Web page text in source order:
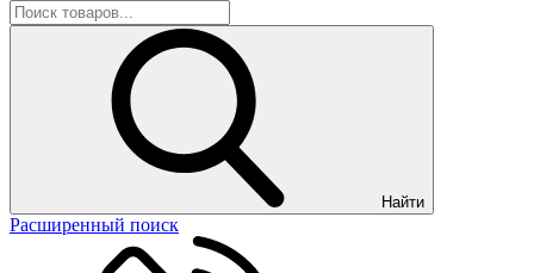
Найти
Расширенный поиск